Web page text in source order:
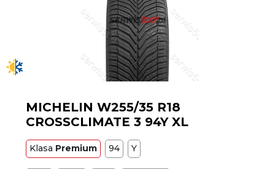
MICHELIN W255/35 R18
CROSSCLIMATE 3 94Y XL
Klasa Premium 94 Y